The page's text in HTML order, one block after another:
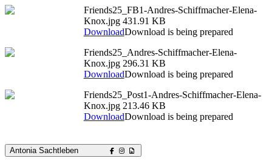
Friends25_FB1-Andres-Schiffmacher-Elena-
Knox.jpg 431.91 KB
DownloadDownload is being prepared
Friends25_Andres-Schiffmacher-Elena-
Knox.jpg 296.31 KB
DownloadDownload is being prepared
Friends25_Post1-Andres-Schiffmacher-Elena-
Knox.jpg 213.46 KB
DownloadDownload is being prepared
Antonia Sachtleben